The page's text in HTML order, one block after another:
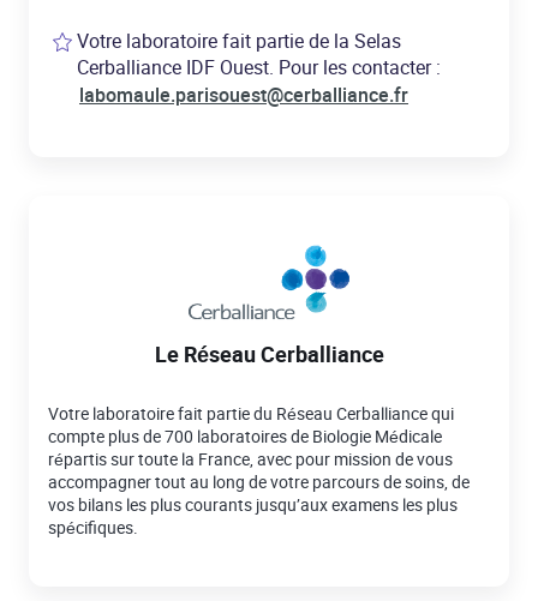
Votre laboratoire fait partie de la Selas
Cerballiance IDF Ouest. Pour les contacter :
labomaule.parisouest@cerballiance.fr
Le Réseau Cerballiance
Votre laboratoire fait partie du Réseau Cerballiance qui
compte plus de 700 laboratoires de Biologie Médicale
répartis sur toute la France, avec pour mission de vous
accompagner tout au long de votre parcours de soins, de
vos bilans les plus courants jusqu’aux examens les plus
spécifiques.